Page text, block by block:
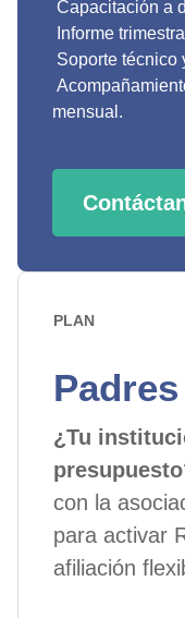
Capacitación a
Informe
Soporte técnico
mensual.
PLAN
¿Tu
con la
para activar
afiliación